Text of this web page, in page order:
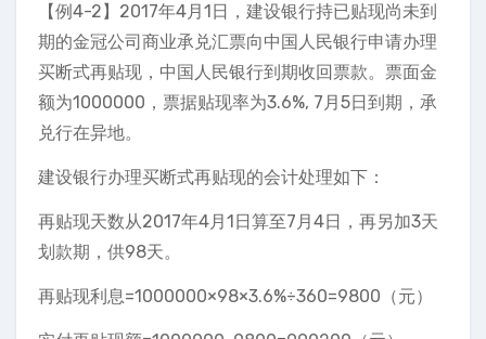
【例4-2】2017年4月1日，建设银行持已贴现尚未到
期的金冠公司商业承兑汇票向中国人民银行申请办理
买断式再贴现，中国人民银行到期收回票款。票面金
额为1000000，票据贴现率为3.6%, 7月5日到期，承
兑行在异地。
建设银行办理买断式再贴现的会计处理如下：
再贴现天数从2017年4月1日算至7月4日，再另加3天
划款期，供98天。
再贴现利息=1000000×98×3.6%÷360=9800（元）